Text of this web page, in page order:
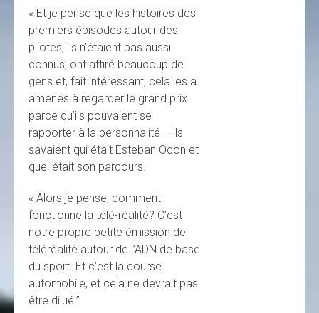
« Et je pense que les histoires des
premiers épisodes autour des
pilotes, ils n’étaient pas aussi
connus, ont attiré beaucoup de
gens et, fait intéressant, cela les a
amenés à regarder le grand prix
parce qu’ils pouvaient se
rapporter à la personnalité – ils
savaient qui était Esteban Ocon et
quel était son parcours.
« Alors je pense, comment
fonctionne la télé-réalité? C’est
notre propre petite émission de
téléréalité autour de l’ADN de base
du sport. Et c’est la course
automobile, et cela ne devrait pas
être dilué.”